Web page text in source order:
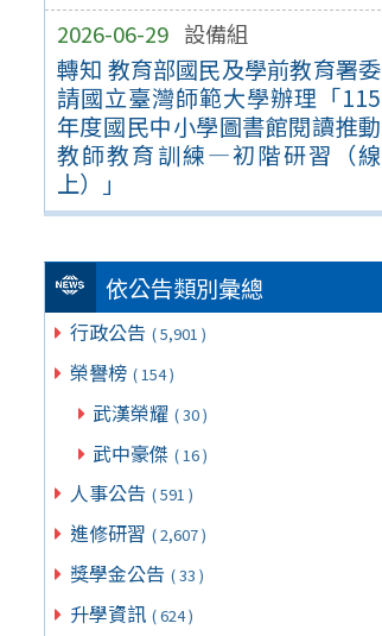
2026-06-29 設備組
轉知 教育部國民及學前教育署委
請國立臺灣師範大學辦理「115
年度國民中小學圖書館閱讀推動
教師教育訓練—初階研習（線
上）」
依公告類別彙總
行政公告 ( 5,901 )
榮譽榜 ( 154 )
武漢榮耀 ( 30 )
武中豪傑 ( 16 )
人事公告 ( 591 )
進修研習 ( 2,607 )
獎學金公告 ( 33 )
升學資訊 ( 624 )